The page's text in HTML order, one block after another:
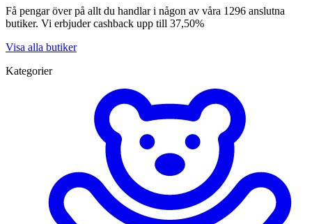
Få pengar över på allt du handlar i någon av våra 1296 anslutna
butiker. Vi erbjuder cashback upp till 37,50%
Visa alla butiker
Kategorier